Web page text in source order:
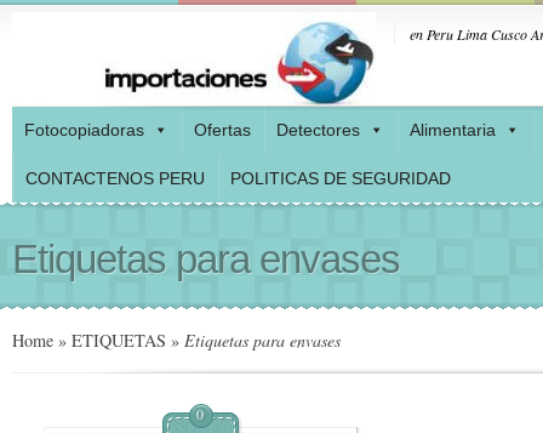
en Peru Lima Cusco
Fotocopiadoras Ofertas Detectores Alimentaria
CONTACTENOS PERU POLITICAS DE SEGURIDAD
Etiquetas para envases
Home » ETIQUETAS » Etiquetas para envases
0